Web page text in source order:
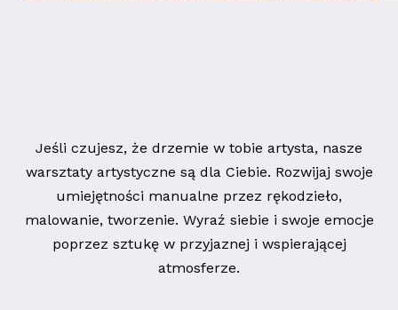
Jeśli czujesz, że drzemie w tobie artysta, nasze
warsztaty artystyczne są dla Ciebie. Rozwijaj swoje
umiejętności manualne przez rękodzieło,
malowanie, tworzenie. Wyraź siebie i swoje emocje
poprzez sztukę w przyjaznej i wspierającej
atmosferze.